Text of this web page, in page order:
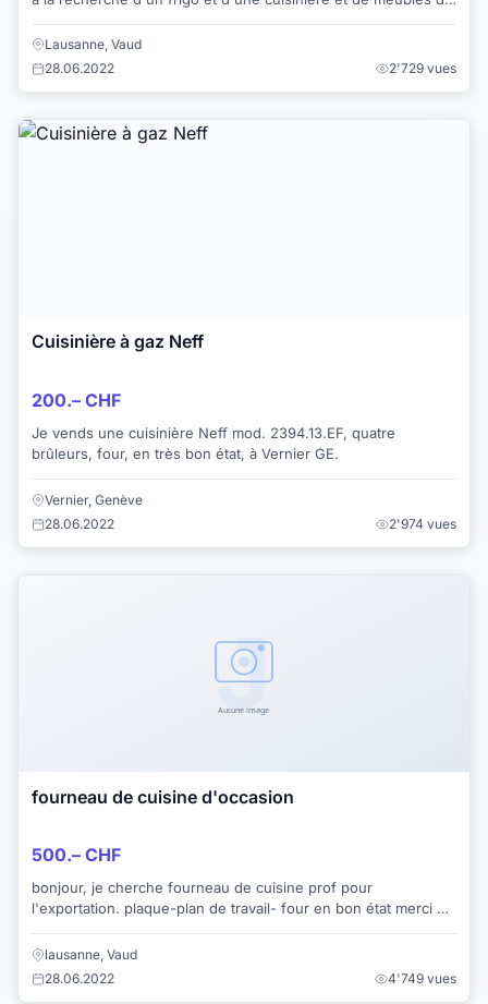
Lausanne, Vaud
28.06.2022
2'729 vues
Cuisinière à gaz Neff
200.– CHF
Je vends une cuisinière Neff mod. 2394.13.EF, quatre
brûleurs, four, en très bon état, à Vernier GE.
Vernier, Genève
28.06.2022
2'974 vues
fourneau de cuisine d'occasion
500.– CHF
bonjour, je cherche fourneau de cuisine prof pour
l'exportation. plaque-plan de travail- four en bon état merci de
nous tenir au courant , a bientot.
lausanne, Vaud
28.06.2022
4'749 vues